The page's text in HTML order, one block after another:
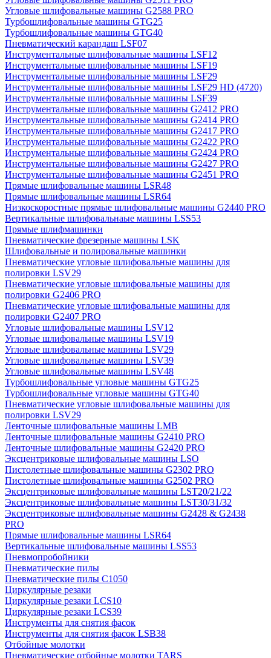
Угловые шлифовальные машины G2588 PRO
Турбошлифовальные машины GTG25
Турбошлифовальные машины GTG40
Пневматический карандаш LSF07
Инструментальные шлифовальные машины LSF12
Инструментальные шлифовальные машины LSF19
Инструментальные шлифовальные машины LSF29
Инструментальные шлифовальные машины LSF29 HD (4720)
Инструментальные шлифовальные машины LSF39
Инструментальные шлифовальные машины G2412 PRO
Инструментальные шлифовальные машины G2414 PRO
Инструментальные шлифовальные машины G2417 PRO
Инструментальные шлифовальные машины G2422 PRO
Инструментальные шлифовальные машины G2424 PRO
Инструментальные шлифовальные машины G2427 PRO
Инструментальные шлифовальные машины G2451 PRO
Прямые шлифовальные машины LSR48
Прямые шлифовальные машины LSR64
Низкоскоростные прямые шлифовальные машины G2440 PRO
Вертикальные шлифовальнаые машины LSS53
Прямые шлифмашинки
Пневматические фрезерные машины LSK
Шлифовальные и полировальные машинки
Пневматические угловые шлифовальные машины для
полировки LSV29
Пневматические угловые шлифовальные машины для
полировки G2406 PRO
Пневматические угловые шлифовальные машины для
полировки G2407 PRO
Угловые шлифовальные машины LSV12
Угловые шлифовальные машины LSV19
Угловые шлифовальные машины LSV29
Угловые шлифовальные машины LSV39
Угловые шлифовальные машины LSV48
Турбошлифовальные угловые машины GTG25
Турбошлифовальные угловые машины GTG40
Пневматические угловые шлифовальные машины для
полировки LSV29
Ленточные шлифовальные машины LMB
Ленточные шлифовальные машины G2410 PRO
Ленточные шлифовальные машины G2420 PRO
Эксцентриковые шлифовальные машины LSO
Пистолетные шлифовальные машины G2302 PRO
Пистолетные шлифовальные машины G2502 PRO
Эксцентриковые шлифовальные машины LST20/21/22
Эксцентриковые шлифовальные машины LST30/31/32
Эксцентриковые шлифовальные машины G2428 & G2438
PRO
Прямые шлифовальные машины LSR64
Вертикальные шлифовальные машины LSS53
Пневмопробойники
Пневматические пилы
Пневматические пилы C1050
Циркулярные резаки
Циркулярные резаки LCS10
Циркулярные резаки LCS39
Инструменты для снятия фасок
Инструменты для снятия фасок LSB38
Отбойные молотки
Пневматические отбойные молотки TARS